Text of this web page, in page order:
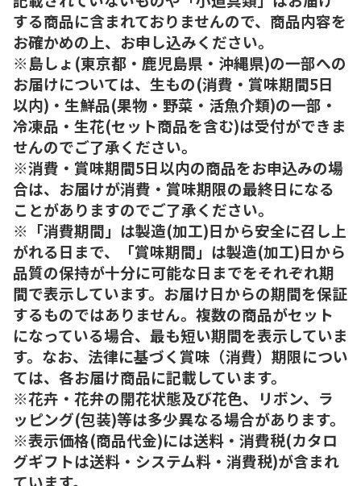
する商品に含まれておりませんので、商品内容を
お確かめの上、お申し込みください。
※島しょ(東京都・鹿児島県・沖縄県)の一部への
お届けについては、生もの(消費・賞味期間5日
以内)・生鮮品(果物・野菜・活魚介類)の一部・
冷凍品・生花(セット商品を含む)は受付ができま
せんのでご了承ください。
※消費・賞味期間5日以内の商品をお申込みの場
合は、お届けが消費・賞味期限の最終日になる
ことがありますのでご了承ください。
※「消費期間」は製造(加工)日から安全に召し上
がれる日まで、「賞味期間」は製造(加工)日から
品質の保持が十分に可能な日までをそれぞれ期
間で表示しています。お届け日からの期間を保証
するものではありません。複数の商品がセット
になっている場合、最も短い期間を表示していま
す。なお、法律に基づく賞味（消費）期限につい
ては、各お届け商品に記載しています。
※花卉・花弁の開花状態及び花色、リボン、ラ
ッピング(包装)等は多少異なる場合があります。
※表示価格(商品代金)には送料・消費税(カタロ
グギフトは送料・システム料・消費税)が含まれ
ています。